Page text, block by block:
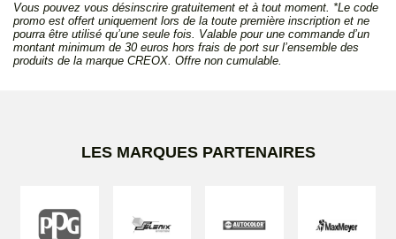
Vous pouvez vous désinscrire gratuitement et à tout moment. *Le code
promo est offert uniquement lors de la toute première inscription et ne
pourra être utilisé qu’une seule fois. Valable pour une commande d’un
montant minimum de 30 euros hors frais de port sur l’ensemble des
produits de la marque CREOX. Offre non cumulable.
LES MARQUES PARTENAIRES